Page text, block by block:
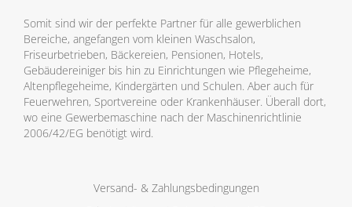
Somit sind wir der perfekte Partner für alle gewerblichen
Bereiche, angefangen vom kleinen Waschsalon,
Friseurbetrieben, Bäckereien, Pensionen, Hotels,
Gebäudereiniger bis hin zu Einrichtungen wie Pflegeheime,
Altenpflegeheime, Kindergärten und Schulen. Aber auch für
Feuerwehren, Sportvereine oder Krankenhäuser. Überall dort,
wo eine Gewerbemaschine nach der Maschinenrichtlinie
2006/42/EG benötigt wird.
Versand- & Zahlungsbedingungen